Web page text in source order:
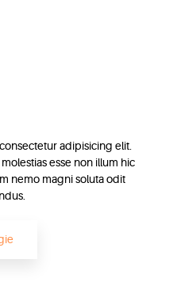
adipisicing elit.
esse non illum hic
nemo magni soluta odit